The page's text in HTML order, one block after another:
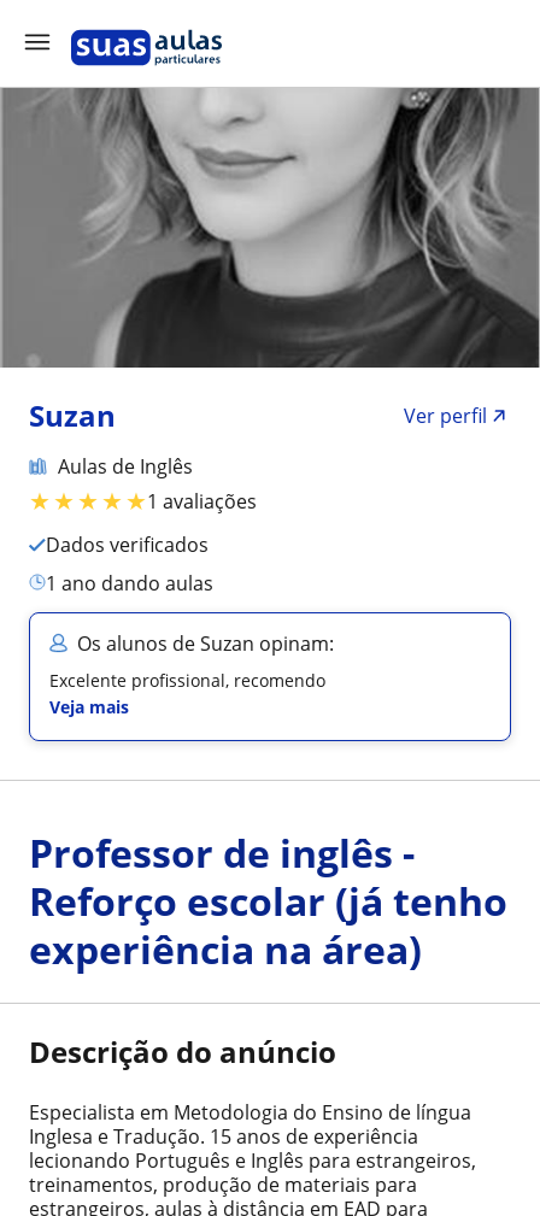
Suzan
Ver perfil
Aulas de Inglês
★★★★★1 avaliações
Dados verificados
1 ano dando aulas
Os alunos de Suzan opinam:
Excelente profissional, recomendo
Veja mais
Professor de inglês -
Reforço escolar (já tenho
experiência na área)
Descrição do anúncio
Especialista em Metodologia do Ensino de língua
Inglesa e Tradução. 15 anos de experiência
lecionando Português e Inglês para estrangeiros,
treinamentos, produção de materiais para
estrangeiros, aulas à distância em EAD para